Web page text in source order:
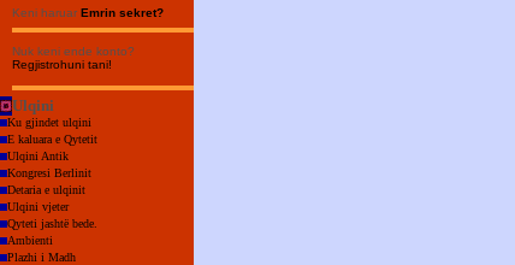
Keni haruar Emrin sekret?
Nuk keni ende konto?
Regjistrohuni tani!
Ulqini
Ku gjindet ulqini
E kaluara e Qytetit
Ulqini Antik
Kongresi Berlinit
Detaria e ulqinit
Ulqini vjeter
Qyteti jashtë bede.
Ambienti
Plazhi i Madh